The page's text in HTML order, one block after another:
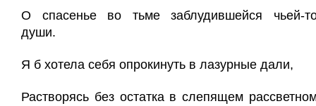
О спасенье во тьме заблудившейся чьей-
души.
Я б хотела себя опрокинуть в лазурные дали,
Растворясь без остатка в слепящем